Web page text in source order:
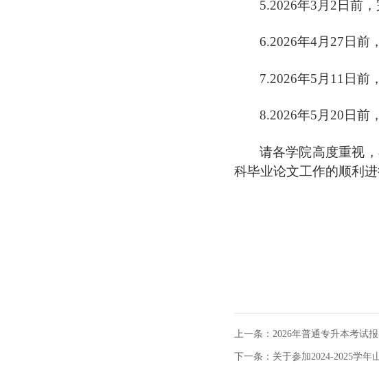
5.2026年3月2日前，
6.2026年4月27日前
7.2026年5月11日前
8.2026年5月20日前
请各学院高度重视
科毕业论文工作的顺利进
上一条： 2026年普通专升本考试
下一条： 关于参加2024-2025学年